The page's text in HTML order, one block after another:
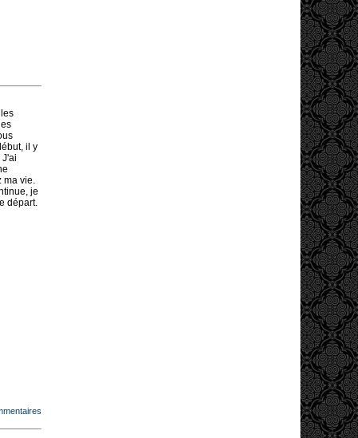
il y
ma vie.
je
départ.